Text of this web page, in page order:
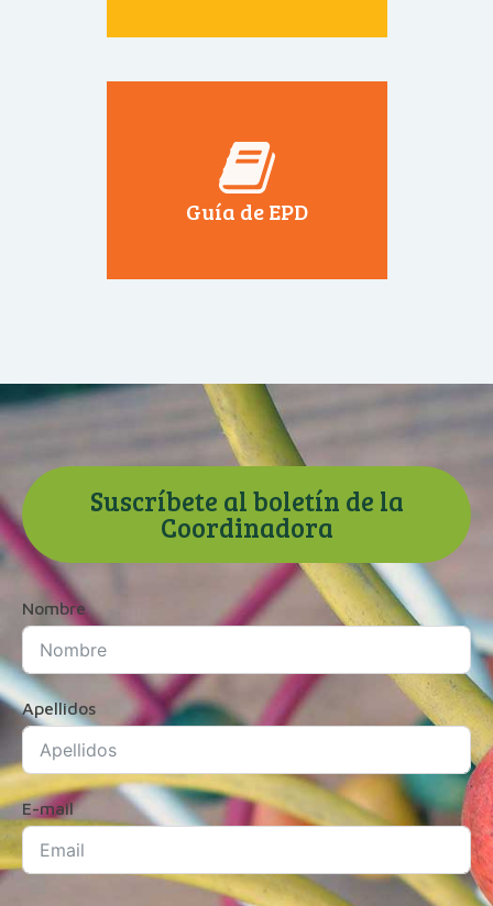
Guía de EPD
Suscríbete al boletín de la
Coordinadora
Nombre
Apellidos
E-mail